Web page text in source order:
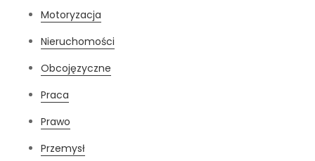
Motoryzacja
Nieruchomości
Obcojęzyczne
Praca
Prawo
Przemysł